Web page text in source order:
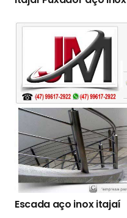
Escada aço inox itajaí